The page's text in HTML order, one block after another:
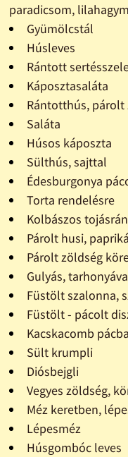
paradicsom,
Gyümölcstál
Húsleves
Rántott
Káposztasaláta
Rántotthús, párolt
Saláta
Húsos káposzta
Sülthús, sajttal
Édesburgonya
Torta rendelésre
Kolbászos
Párolt husi,
Párolt zöldség
Gulyás,
Füstölt szalonna,
Füstölt - pácolt
Kacskacomb
Sült krumpli
Diósbejgli
Vegyes zöldség,
Méz keretben,
Lépesméz
Húsgombóc leves